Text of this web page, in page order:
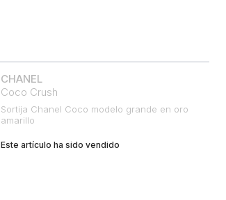
CHANEL
Coco Crush
Sortija Chanel Coco modelo grande en oro
amarillo
Este artículo ha sido vendido